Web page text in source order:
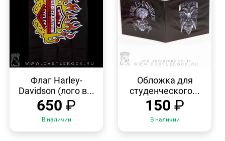
ПРОСМОТР
Флаг Harley-
Davidson (лого в...
650 ₽
В наличии
ПРОСМОТР
Обложка для
студенческого...
150 ₽
В наличии